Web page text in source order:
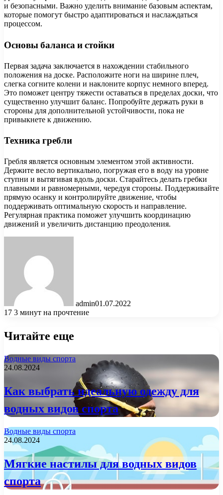
и безопасными. Важно уделить внимание базовым аспектам,
которые помогут быстро адаптироваться и наслаждаться
процессом.
Основы баланса и стойки
Первая задача заключается в нахождении стабильного
положения на доске. Расположите ноги на ширине плеч,
слегка согните колени и наклоните корпус немного вперед.
Это поможет центру тяжести оставаться в пределах доски, что
существенно улучшит баланс. Попробуйте держать руки в
стороны для дополнительной устойчивости, пока не
привыкнете к движению.
Техника гребли
Гребля является основным элементом этой активности.
Держите весло вертикально, погружая его в воду на уровне
ступни и вытягивая вдоль доски. Старайтесь делать гребки
плавными и равномерными, чередуя стороны. Поддерживайте
прямую осанку и контролируйте движение, чтобы
поддерживать оптимальную скорость и направление.
Регулярная практика поможет улучшить координацию
движений и увеличить дистанцию преодоления.
admin01.07.2022
17 3 минут на прочтение
Читайте еще
Водные виды спорта
24.08.2024
Как выбрать идеальную одежду для
водных видов спорта
Водные виды спорта
24.08.2024
Мягкие настилы для водных видов
спорта